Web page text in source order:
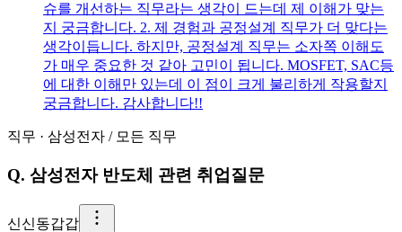
슈를 개선하는 직무라는 생각이 드는데 제 이해가 맞는
지 궁금합니다. 2. 제 경험과 공정설계 직무가 더 맞다는
생각이듭니다. 하지만, 공정설계 직무는 소자쪽 이해도
가 매우 중요한 것 같아 고민이 됩니다. MOSFET, SAC등
에 대한 이해만 있는데 이 점이 크게 불리하게 작용할지
궁금합니다. 감사합니다!!
직무 · 삼성전자 / 모든 직무
Q. 삼성전자 반도체 관련 취업질문
신신동갑갑